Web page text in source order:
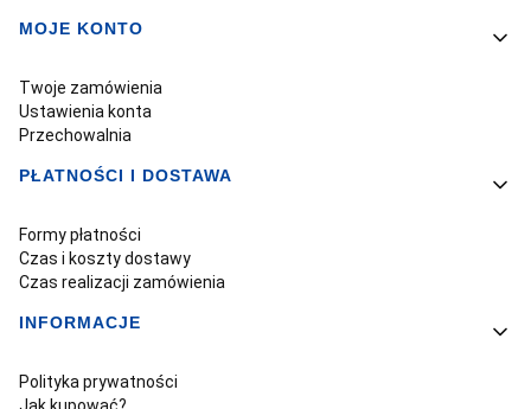
MOJE KONTO
Twoje zamówienia
Ustawienia konta
Przechowalnia
PŁATNOŚCI I DOSTAWA
Formy płatności
Czas i koszty dostawy
Czas realizacji zamówienia
INFORMACJE
Polityka prywatności